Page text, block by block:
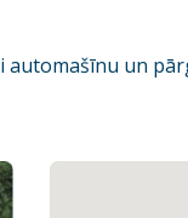
automašīnu un